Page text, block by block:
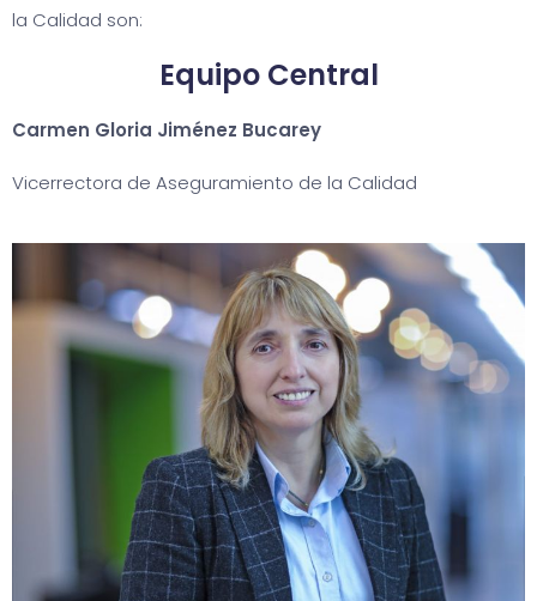
la Calidad son:
Equipo Central
Carmen Gloria Jiménez Bucarey
Vicerrectora de Aseguramiento de la Calidad